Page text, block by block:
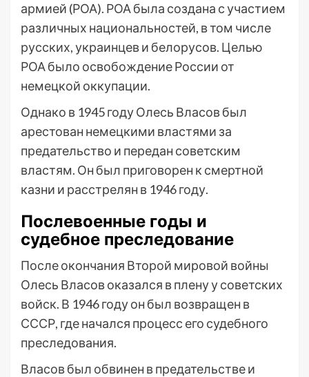
армией (РОА). РОА была создана с участием
различных национальностей, в том числе
русских, украинцев и белорусов. Целью
РОА было освобождение России от
немецкой оккупации.
Однако в 1945 году Олесь Власов был
арестован немецкими властями за
предательство и передан советским
властям. Он был приговорен к смертной
казни и расстрелян в 1946 году.
Послевоенные годы и
судебное преследование
После окончания Второй мировой войны
Олесь Власов оказался в плену у советских
войск. В 1946 году он был возвращен в
СССР, где начался процесс его судебного
преследования.
Власов был обвинен в предательстве и